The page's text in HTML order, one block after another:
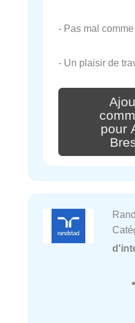
- Pas mal
- Un plaisir de
pour